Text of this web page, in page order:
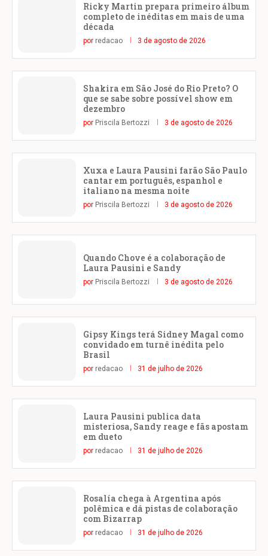
Ricky Martin prepara primeiro álbum
completo de inéditas em mais de uma
década
por redacao 3 de agosto de 2026
Shakira em São José do Rio Preto? O
que se sabe sobre possível show em
dezembro
por Priscila Bertozzi 3 de agosto de 2026
Xuxa e Laura Pausini farão São Paulo
cantar em português, espanhol e
italiano na mesma noite
por Priscila Bertozzi 3 de agosto de 2026
Quando Chove é a colaboração de
Laura Pausini e Sandy
por Priscila Bertozzi 3 de agosto de 2026
Gipsy Kings terá Sidney Magal como
convidado em turnê inédita pelo
Brasil
por redacao 31 de julho de 2026
Laura Pausini publica data
misteriosa, Sandy reage e fãs apostam
em dueto
por redacao 31 de julho de 2026
Rosalía chega à Argentina após
polêmica e dá pistas de colaboração
com Bizarrap
por redacao 31 de julho de 2026